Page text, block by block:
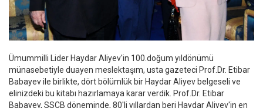
Ümummilli Lider Haydar Aliyev'in 100.doğum yıldönümü
münasebetiyle duayen meslektaşım, usta gazeteci Prof.Dr. Etibar
Babayev ile birlikte, dört bölümlük bir Haydar Aliyev belgeseli ve
elinizdeki bu kitabı hazırlamaya karar verdik. Prof.Dr. Etibar
Babayev, SSCB döneminde, 80'li yıllardan beri Haydar Aliyev'in en